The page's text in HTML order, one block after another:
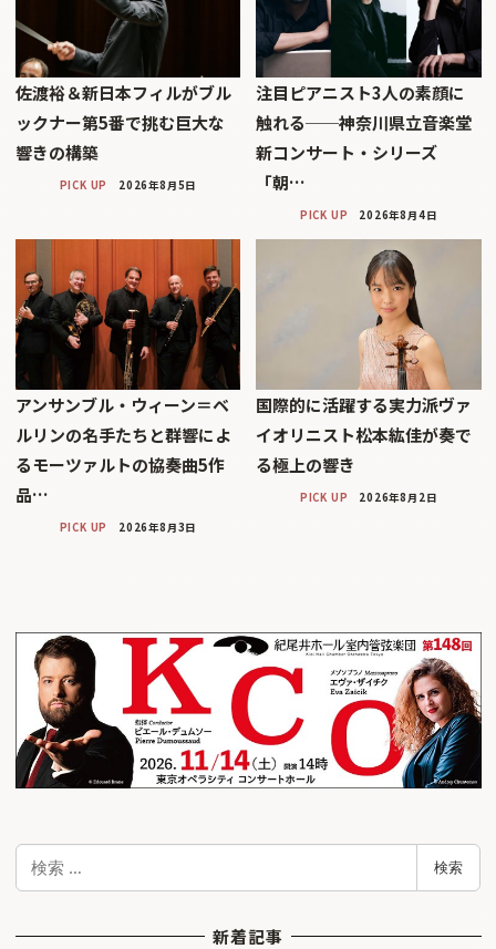
佐渡裕＆新日本フィルがブル
ックナー第5番で挑む巨大な
響きの構築
PICK UP 2026年8月5日
注目ピアニスト3人の素顔に
触れる──神奈川県立音楽堂
新コンサート・シリーズ
「朝…
PICK UP 2026年8月4日
アンサンブル・ウィーン＝ベ
ルリンの名手たちと群響によ
るモーツァルトの協奏曲5作
品…
PICK UP 2026年8月3日
国際的に活躍する実力派ヴァ
イオリニスト松本紘佳が奏で
る極上の響き
PICK UP 2026年8月2日
検索
新着記事